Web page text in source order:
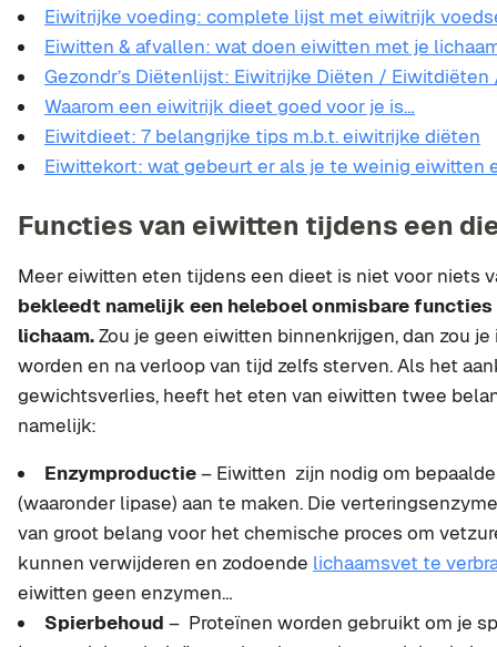
Eiwitrijke voeding: complete lijst met eiwitrijk
Eiwitten & afvallen: wat doen eiwitten met je
Gezondr’s Diëtenlijst: Eiwitrijke Diëten /
Waarom een eiwitrijk dieet goed voor je is…
Eiwitdieet: 7 belangrijke tips m.b.t. eiwitrijke diëten
Eiwittekort: wat gebeurt er als je te weinig eiwitten
Functies van eiwitten tijdens een
Meer eiwitten eten tijdens een dieet is niet voor niets
bekleedt namelijk een heleboel onmisbare
lichaam.Zou je geen eiwitten binnenkrijgen, dan zou
worden en na verloop van tijd zelfs sterven. Als het
gewichtsverlies, heeft het eten van eiwitten twee
namelijk:
Enzymproductie– Eiwitten zijn nodig om
(waaronder lipase) aan te maken. Die
van groot belang voor het chemische proces om
kunnen verwijderen en zodoende lichaamsvet te
eiwitten geen enzymen…
Spierbehoud – Proteïnen worden gebruikt om je